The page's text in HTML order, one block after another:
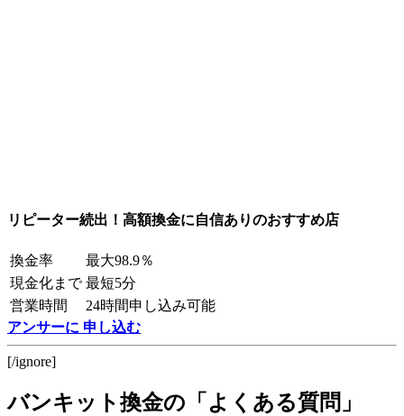
リピーター続出！高額換金に自信ありのおすすめ店
換金率
最大98.9％
現金化まで 最短5分
営業時間
24時間申し込み可能
アンサーに 申し込む
[/ignore]
バンキット換金の「よくある質問」